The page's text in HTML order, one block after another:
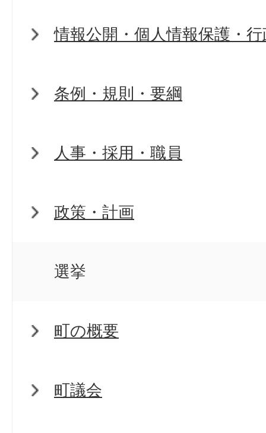
情報公開・個人情報保護・
条例・規則・要綱
人事・採用・職員
政策・計画
選挙
町の概要
町議会